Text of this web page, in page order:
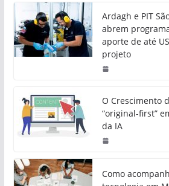
Ardagh e PIT
abrem
aporte de até
projeto
O Crescimento
“original-first”
da IA
Como